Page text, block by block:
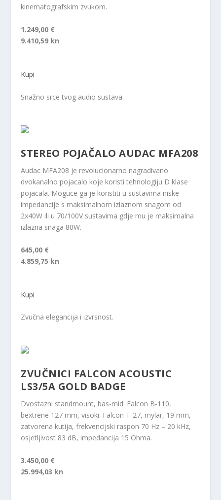
kinematografskim zvukom.
1.249,00 €
9.410,59 kn
Kupi
Snažno srce tvog audio sustava.
STEREO POJAČALO AUDAC MFA208
Audac MFA208 je revolucionarno nagradivano
dvokanalno pojacalo koje koristi tehnologiju D klase
pojacala. Moguce ga je koristiti u sustavima niske
impedancije s maksimalnom izlaznom snagom od
2x40W ili u 70/100V sustavima gdje mu je maksimalna
izlazna snaga 80W.
645,00 €
4.859,75 kn
Kupi
Zvučna elegancija i izvrsnost.
ZVUČNICI FALCON ACOUSTIC
LS3/5A GOLD BADGE
Dvostazni standmount, bas-mid: Falcon B-110,
bextrene 127 mm, visoki: Falcon T-27, mylar, 19 mm,
zatvorena kutija, frekvencijski raspon 70 Hz – 20 kHz,
osjetljivost 83 dB, impedancija 15 Ohma.
3.450,00 €
25.994,03 kn